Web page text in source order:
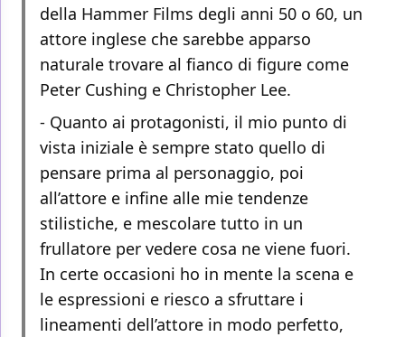
della Hammer Films degli anni 50 o 60, un
attore inglese che sarebbe apparso
naturale trovare al fianco di figure come
Peter Cushing e Christopher Lee.
- Quanto ai protagonisti, il mio punto di
vista iniziale è sempre stato quello di
pensare prima al personaggio, poi
all’attore e infine alle mie tendenze
stilistiche, e mescolare tutto in un
frullatore per vedere cosa ne viene fuori.
In certe occasioni ho in mente la scena e
le espressioni e riesco a sfruttare i
lineamenti dell’attore in modo perfetto,